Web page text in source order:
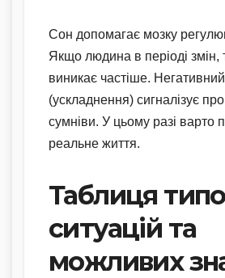
Сон допомагає мозку
Якщо людина в періоді змін,
виникає частіше.
(ускладнення) сигналізує
сумніви. У цьому разі варто
реальне життя.
Таблиця
ситуацій та
можливих